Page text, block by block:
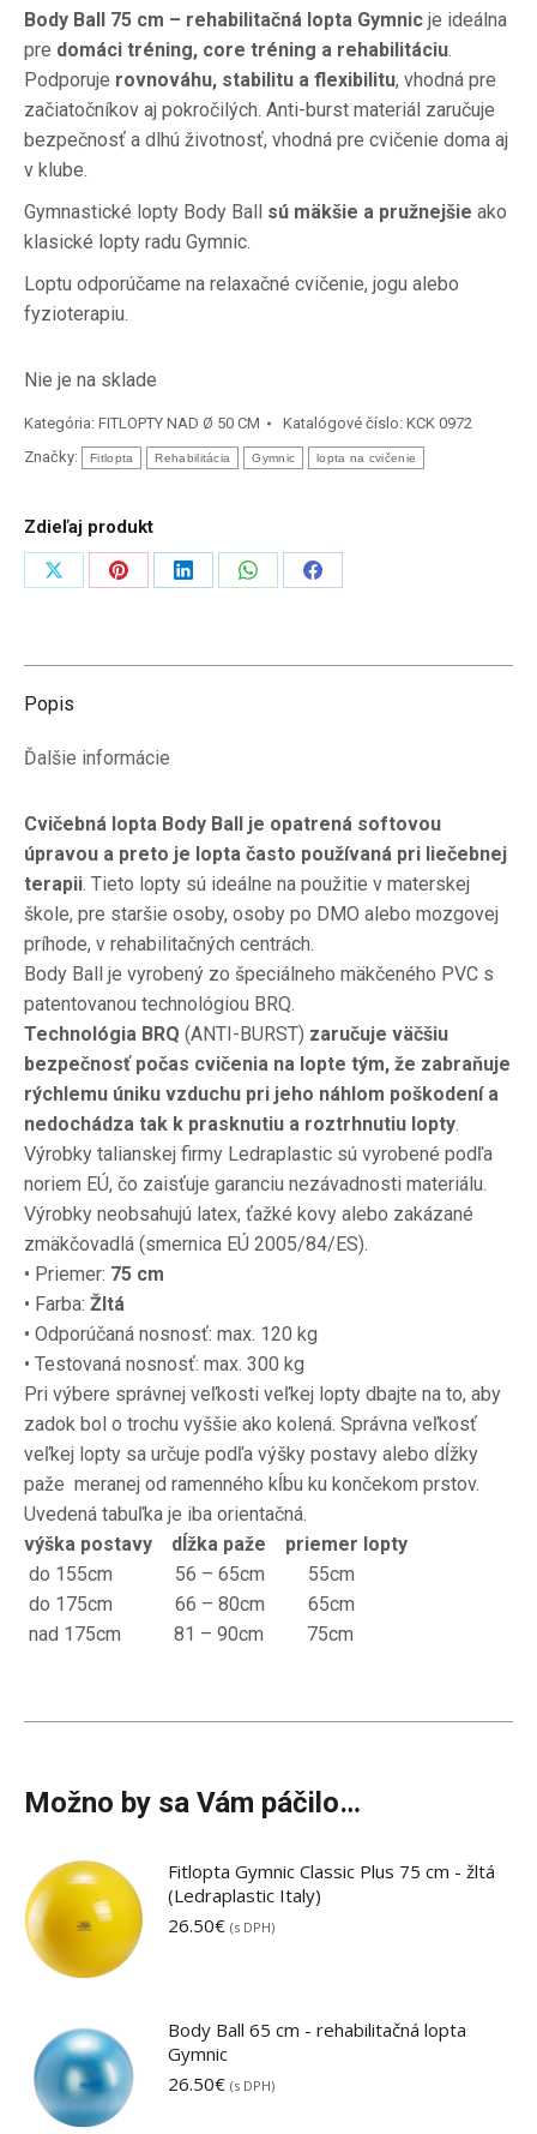
Body Ball 75 cm – rehabilitačná lopta Gymnic je ideálna
pre domáci tréning, core tréning a rehabilitáciu.
Podporuje rovnováhu, stabilitu a flexibilitu, vhodná pre
začiatočníkov aj pokročilých. Anti-burst materiál zaručuje
bezpečnosť a dlhú životnosť, vhodná pre cvičenie doma aj
v klube.
Gymnastické lopty Body Ball sú mäkšie a pružnejšie ako
klasické lopty radu Gymnic.
Loptu odporúčame na relaxačné cvičenie, jogu alebo
fyzioterapiu.
Nie je na sklade
Kategória: FITLOPTY NAD Ø 50 CM Katalógové číslo: KCK 0972
Značky:
Fitlopta Rehabilitácia Gymnic lopta na cvičenie
Zdieľaj produkt
ZdieľaťZdieľaťZdieľaťZdieľaťZdieľať
Popis
Ďalšie informácie
Cvičebná lopta Body Ball je opatrená softovou
úpravou a preto je lopta často používaná pri liečebnej
terapii. Tieto lopty sú ideálne na použitie v materskej
škole, pre staršie osoby, osoby po DMO alebo mozgovej
príhode, v rehabilitačných centrách.
Body Ball je vyrobený zo špeciálneho mäkčeného PVC s
patentovanou technológiou BRQ.
Technológia BRQ (ANTI-BURST) zaručuje väčšiu
bezpečnosť počas cvičenia na lopte tým, že zabraňuje
rýchlemu úniku vzduchu pri jeho náhlom poškodení a
nedochádza tak k prasknutiu a roztrhnutiu lopty.
Výrobky talianskej firmy Ledraplastic sú vyrobené podľa
noriem EÚ, čo zaisťuje garanciu nezávadnosti materiálu.
Výrobky neobsahujú latex, ťažké kovy alebo zakázané
zmäkčovadlá (smernica EÚ 2005/84/ES).
• Priemer: 75 cm
• Farba: Žltá
• Odporúčaná nosnosť: max. 120 kg
• Testovaná nosnosť: max. 300 kg
Pri výbere správnej veľkosti veľkej lopty dbajte na to, aby
zadok bol o trochu vyššie ako kolená. Správna veľkosť
veľkej lopty sa určuje podľa výšky postavy alebo dĺžky
paže meranej od ramenného kĺbu ku končekom prstov.
Uvedená tabuľka je iba orientačná.
výška postavy
dĺžka paže
priemer lopty
do 155cm 56 – 65cm 55cm
do 175cm 66 – 80cm 65cm
nad 175cm 81 – 90cm 75cm
Možno by sa Vám páčilo…
Fitlopta Gymnic Classic Plus 75 cm - žltá
(Ledraplastic Italy)
26.50€ (s DPH)
Body Ball 65 cm - rehabilitačná lopta
Gymnic
26.50€ (s DPH)